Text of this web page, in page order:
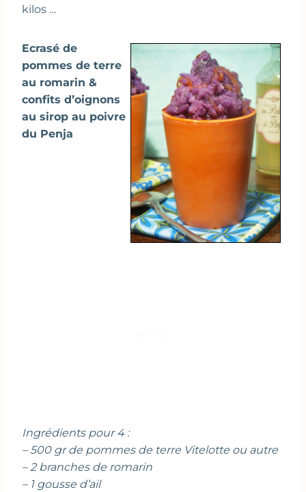
kilos …
Ecrasé de
pommes de terre
au romarin &
confits d’oignons
au sirop au poivre
du Penja
Ingrédients pour 4 :
– 500 gr de pommes de terre Vitelotte ou autre
– 2 branches de romarin
– 1 gousse d’ail